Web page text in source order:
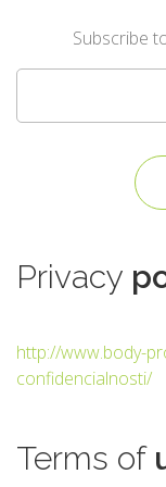
Subscribe
Privacy
http://www.body-
confidencialnosti/
Terms of